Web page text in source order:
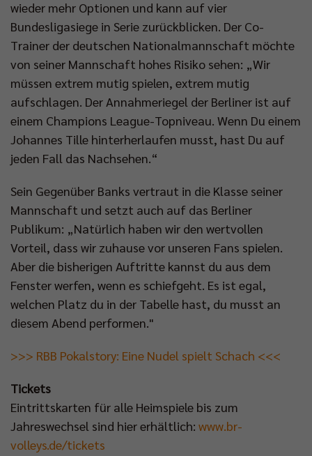
wieder mehr Optionen und kann auf vier
Bundesligasiege in Serie zurückblicken. Der Co-
Trainer der deutschen Nationalmannschaft möchte
von seiner Mannschaft hohes Risiko sehen: „Wir
müssen extrem mutig spielen, extrem mutig
aufschlagen. Der Annahmeriegel der Berliner ist auf
einem Champions League-Topniveau. Wenn Du einem
Johannes Tille hinterherlaufen musst, hast Du auf
jeden Fall das Nachsehen.“
Sein Gegenüber Banks vertraut in die Klasse seiner
Mannschaft und setzt auch auf das Berliner
Publikum: „Natürlich haben wir den wertvollen
Vorteil, dass wir zuhause vor unseren Fans spielen.
Aber die bisherigen Auftritte kannst du aus dem
Fenster werfen, wenn es schiefgeht. Es ist egal,
welchen Platz du in der Tabelle hast, du musst an
diesem Abend performen."
>>> RBB Pokalstory: Eine Nudel spielt Schach <<<
Tickets
Eintrittskarten für alle Heimspiele bis zum
Jahreswechsel sind hier erhältlich: www.br-
volleys.de/tickets